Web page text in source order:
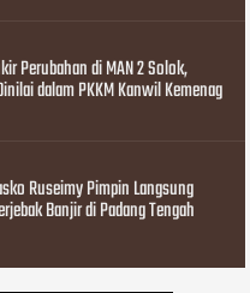
Perubahan di MAN 2 Solok,
dalam PKKM Kanwil Kemenag
Ruseimy Pimpin Langsung
Banjir di Padang Tengah